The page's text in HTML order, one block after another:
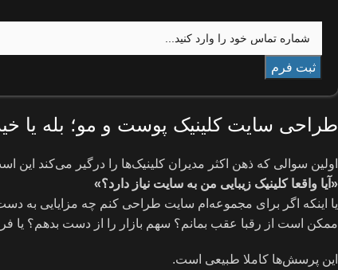
طراحی سایت کلینیک پوست و مو؛ بله یا
اولین سوالی که ذهن اکثر مدیران کلینیک‌ها را درگیر می‌کند این
«آیا واقعا کلینیک زیبایی من به سایت نیاز دارد؟»
یا اینکه اگر برای مجموعه‌ام سایت طراحی کنم چه مزایایی به
ممکن است از رقبا عقب بمانم؟ سهم بازار را از دست بدهم؟
این پرسش‌ها کاملا طبیعی است.